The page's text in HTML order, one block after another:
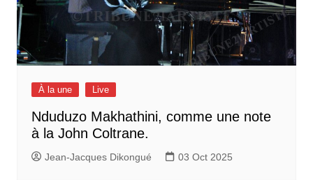
À la une Live
Nduduzo Makhathini, comme une note
à la John Coltrane.
Jean-Jacques Dikongué 03 Oct 2025